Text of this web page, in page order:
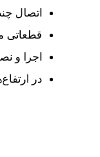
اتصال
قطعاتی
اجرا و
در